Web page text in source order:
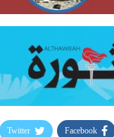
Facebook
Twitter